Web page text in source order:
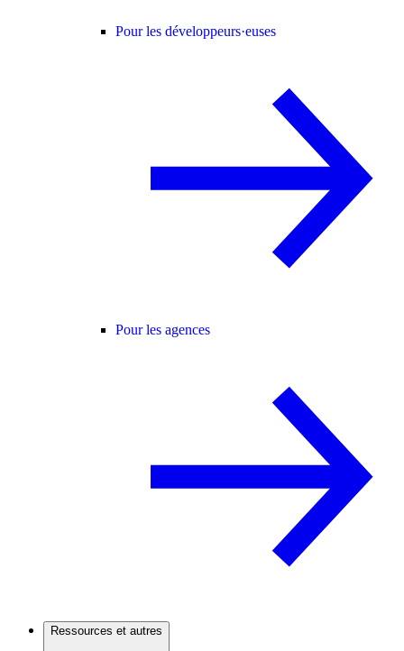
Pour les développeurs·euses
Pour les agences
Ressources et autres